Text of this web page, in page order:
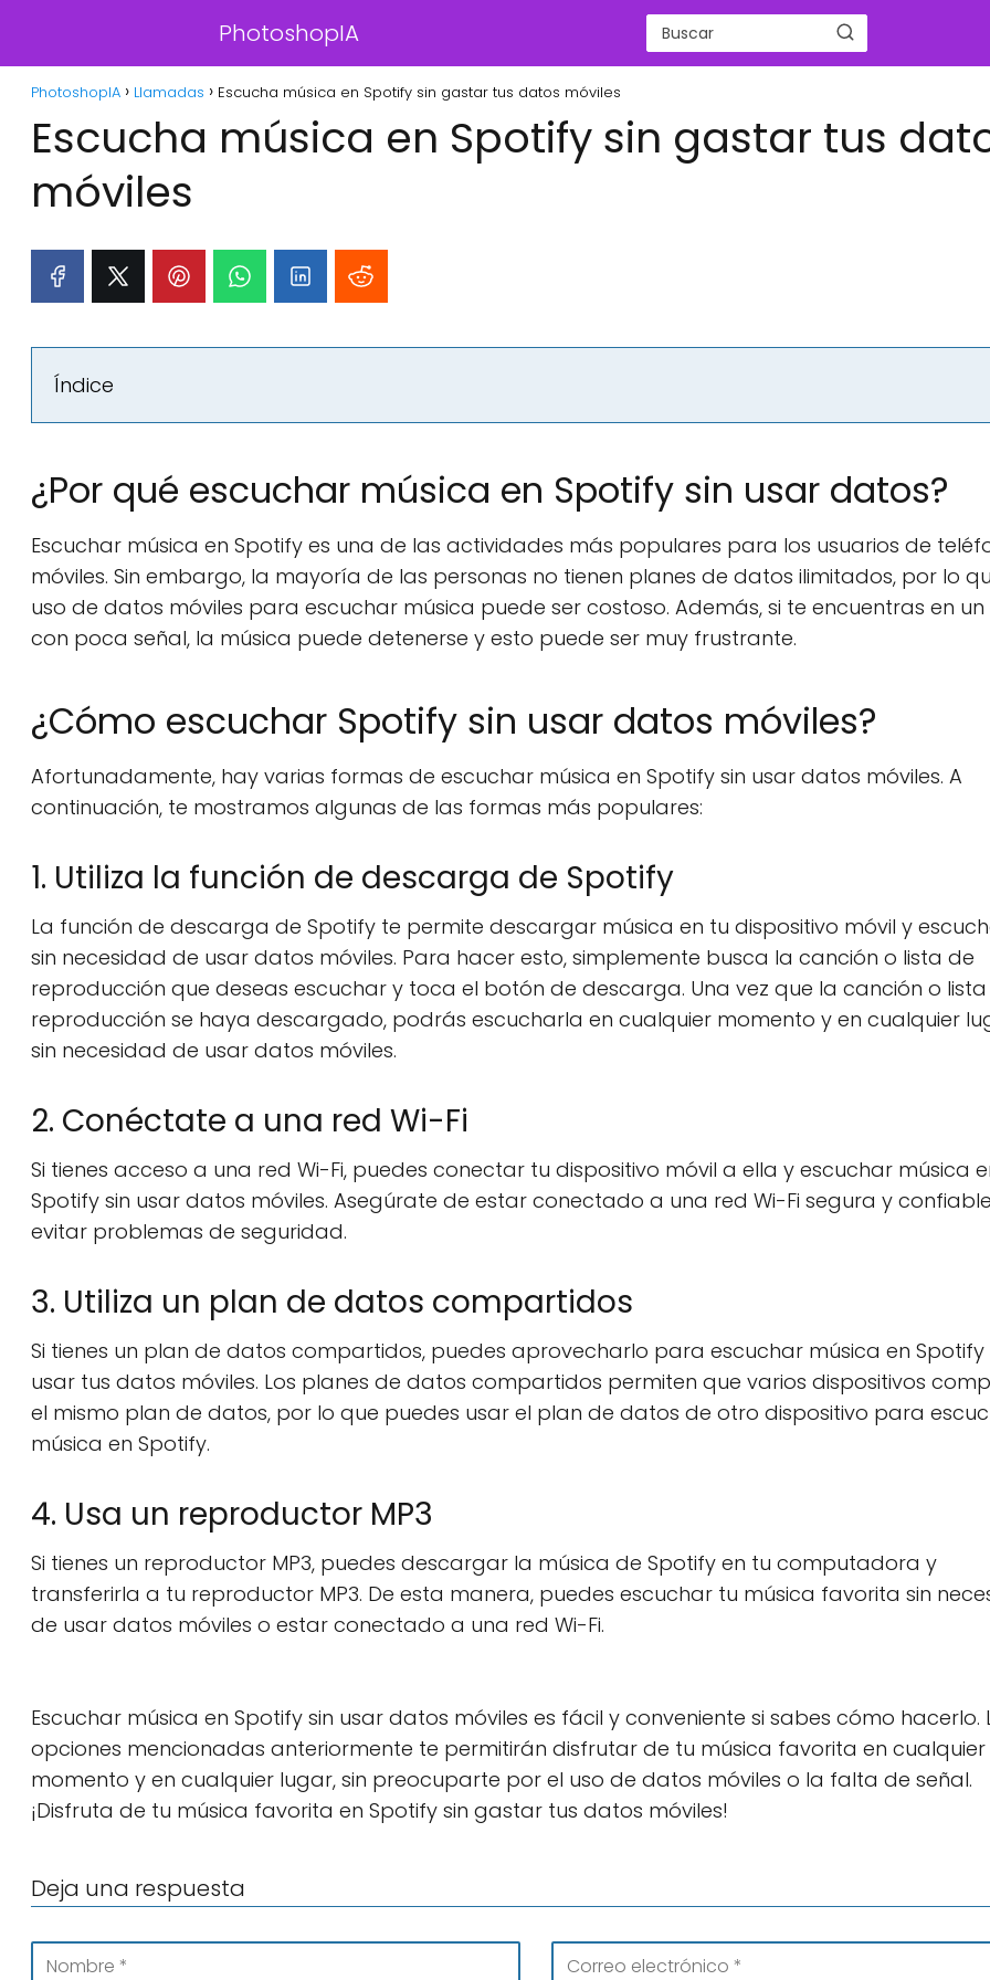
PhotoshopIA
PhotoshopIA Llamadas Escucha música en Spotify sin gastar tus datos móviles
Escucha música en Spotify sin gastar tus
móviles
Índice
¿Por qué escuchar música en Spotify sin usar datos?
Escuchar música en Spotify es una de las actividades más populares para los usuarios de
móviles. Sin embargo, la mayoría de las personas no tienen planes de datos ilimitados, por lo
uso de datos móviles para escuchar música puede ser costoso. Además, si te encuentras en
con poca señal, la música puede detenerse y esto puede ser muy frustrante.
¿Cómo escuchar Spotify sin usar datos móviles?
Afortunadamente, hay varias formas de escuchar música en Spotify sin usar datos móviles. A
continuación, te mostramos algunas de las formas más populares:
1. Utiliza la función de descarga de Spotify
La función de descarga de Spotify te permite descargar música en tu dispositivo móvil y
sin necesidad de usar datos móviles. Para hacer esto, simplemente busca la canción o lista de
reproducción que deseas escuchar y toca el botón de descarga. Una vez que la canción o
reproducción se haya descargado, podrás escucharla en cualquier momento y en cualquier
sin necesidad de usar datos móviles.
2. Conéctate a una red Wi-Fi
Si tienes acceso a una red Wi-Fi, puedes conectar tu dispositivo móvil a ella y escuchar música
Spotify sin usar datos móviles. Asegúrate de estar conectado a una red Wi-Fi segura y
evitar problemas de seguridad.
3. Utiliza un plan de datos compartidos
Si tienes un plan de datos compartidos, puedes aprovecharlo para escuchar música en Spotify
usar tus datos móviles. Los planes de datos compartidos permiten que varios dispositivos
el mismo plan de datos, por lo que puedes usar el plan de datos de otro dispositivo para
música en Spotify.
4. Usa un reproductor MP3
Si tienes un reproductor MP3, puedes descargar la música de Spotify en tu computadora y
transferirla a tu reproductor MP3. De esta manera, puedes escuchar tu música favorita sin
de usar datos móviles o estar conectado a una red Wi-Fi.
Escuchar música en Spotify sin usar datos móviles es fácil y conveniente si sabes cómo hacerlo.
opciones mencionadas anteriormente te permitirán disfrutar de tu música favorita en cualquier
momento y en cualquier lugar, sin preocuparte por el uso de datos móviles o la falta de señal.
¡Disfruta de tu música favorita en Spotify sin gastar tus datos móviles!
Deja una respuesta